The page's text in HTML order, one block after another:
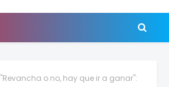
"Revancha o no, hay que ir a ganar":